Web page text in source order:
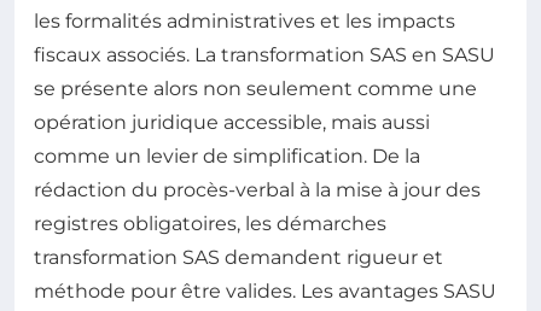
les formalités administratives et les impacts
fiscaux associés. La transformation SAS en SASU
se présente alors non seulement comme une
opération juridique accessible, mais aussi
comme un levier de simplification. De la
rédaction du procès-verbal à la mise à jour des
registres obligatoires, les démarches
transformation SAS demandent rigueur et
méthode pour être valides. Les avantages SASU